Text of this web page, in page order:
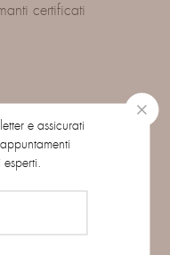
certificati
su ordinazione:
e assicurati